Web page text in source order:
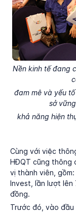
Nền kinh tế đang
đam mê và yếu
sở
khả năng hiện
Cùng với việc
HĐQT cũng thông
vị thành viên,
Invest, lần lượt
đồng.
Trước đó, vào